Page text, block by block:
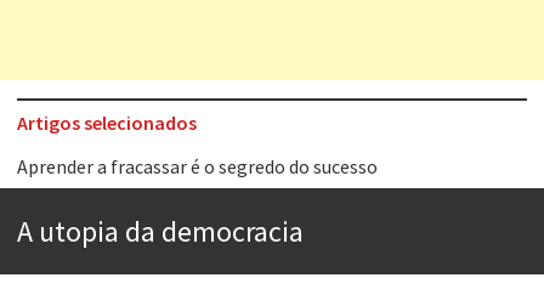
Artigos selecionados
Aprender a fracassar é o segredo do sucesso
Esse tal de Rock Gaúcho
A utopia da democracia